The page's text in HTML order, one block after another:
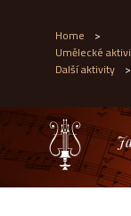
Home >
Umělecké
Další aktivity >